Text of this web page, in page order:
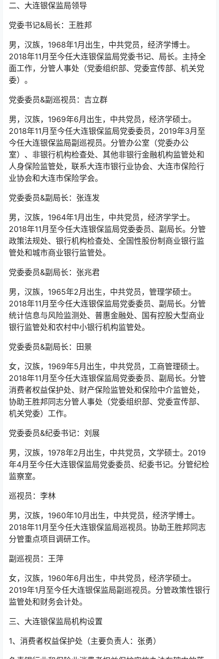
二、大连银保监局领导
党委书记&局长：王胜邦
男，汉族，1968年1月出生，中共党员，经济学博士。
2018年11月至今任大连银保监局党委书记、局长。主持全
面工作，分管人事处（党委组织部、党委宣传部、机关党
委）。
党委委员&副巡视员：吉立群
男，汉族，1969年6月出生，中共党员，经济学硕士。
2018年11月至今任大连银保监局党委委员，2019年3月至
今任大连银保监局副巡视员。分管办公室（党委办公
室）、非银行机构检查处、其他非银行金融机构监管处和
人身保险监管处，联系大连市银行业协会、大连市保险行
业协会和大连市保险学会。
党委委员&副局长：张连发
男，汉族，1964年1月出生，中共党员，经济学学士。
2018年11月至今任大连银保监局党委委员、副局长。分管
政策法规处、银行机构检查处、全国性股份制商业银行监
管处和城市商业银行监管处。
党委委员&副局长：张兆君
男，汉族，1965年2月出生，中共党员，管理学硕士。
2018年11月至今任大连银保监局党委委员、副局长。分管
统计信息与风险监测处、普惠金融处、国有控股大型商业
银行监管处和农村中小银行机构监管处。
党委委员&副局长：田景
女，汉族，1969年5月出生，中共党员，工商管理硕士。
2018年11月至今任大连银保监局党委委员、副局长。分管
消费者权益保护处、财产保险监管处和保险中介监管处，
协助王胜邦同志分管人事处（党委组织部、党委宣传部、
机关党委）工作。
党委委员&纪委书记：刘展
男，汉族，1978年2月出生，中共党员，文学硕士。2019
年4月至今任大连银保监局党委委员、纪委书记。分管纪检
监察室。
巡视员：李林
男，汉族，1960年10月出生，中共党员，经济学博士。
2018年11月至今任大连银保监局巡视员。协助王胜邦同志
分管重点项目调研工作。
副巡视员：王萍
女，汉族，1960年6月出生，中共党员，经济学硕士。
2019年1月至今任大连银保监局副巡视员。分管政策性银行
监管处和财务会计处。
三、大连银保监局机构设置
1、消费者权益保护处（主要负责人：张勇）